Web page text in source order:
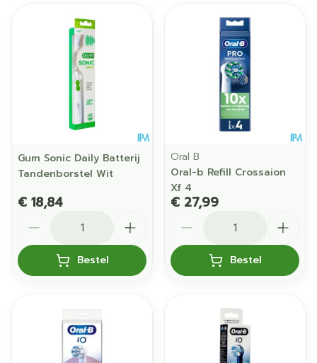
Gum Sonic Daily Batterij
Tandenborstel Wit
€ 18,84
Bestel
Oral B
Oral-b Refill Crossaion
Xf 4
€ 27,99
Bestel